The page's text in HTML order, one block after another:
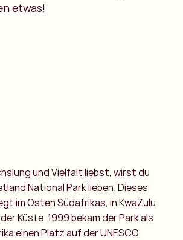
etwas!
und Vielfalt liebst, wirst du
National Park lieben. Dieses
im Osten Südafrikas, in KwaZulu
Küste. 1999 bekam der Park als
einen Platz auf der UNESCO